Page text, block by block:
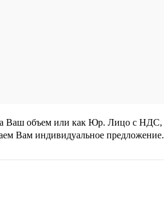
на Ваш объем или как Юр. Лицо с НДС,
Вам индивидуальное предложение.